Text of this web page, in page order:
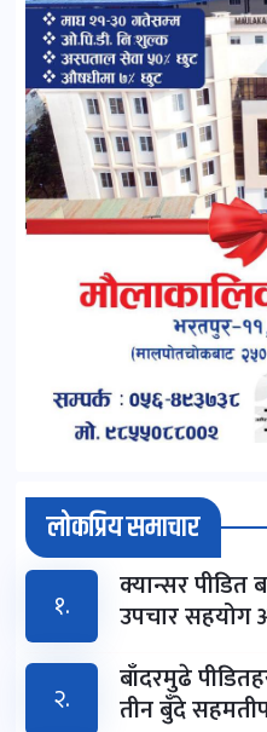
लोकप्रिय समाचार
१. क्यान्सर पीडित
उपचार सहयोग
२.
बाँदरमुढे
तीन बुँदे